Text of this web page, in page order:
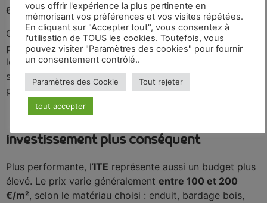
60 et 120 €/m².
C’est une option intéressante pour les projets menés
pièce par pièce, ce qui permet d’étaler le budget dans
le temps. Mais il ne faut pas négliger les frais
supplémentaires liés aux aménagements intérieurs,
parfois conséquents dans un appartement parisien.
b. L’isolation extérieure : un
investissement plus conséquent
Plus performante, l’ITE représente aussi un budget plus
élevé. Le prix varie généralement entre 100 et 200
€/m², selon le matériau choisi : enduit, bardage bois,
vous offrir l'expérience la plus pertinente en
mémorisant vos préférences et vos visites répétées.
En cliquant sur "Accepter tout", vous consentez à
l'utilisation de TOUS les cookies. Toutefois, vous
pouvez visiter "Paramètres des cookies" pour fournir
un consentement contrôlé..
Paramètres des Cookie Tout rejeter
tout accepter